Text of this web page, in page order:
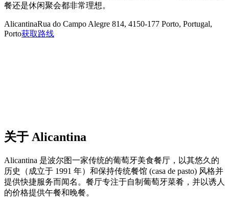
餐还是休闲聚会都非常理想。
AlicantinaRua do Campo Alegre 814, 4150-177 Porto, Portugal,
Porto获取路线
关于 Alicantina
Alicantina 是波尔图一家传统的葡萄牙美食餐厅，以其悠久的
历史（成立于 1991 年）和保持传统餐馆 (casa de pasto) 风格并
提供快捷服务而闻名。餐厅专注于自制葡萄牙菜肴，并以诱人
的价格提供午餐和晚餐。